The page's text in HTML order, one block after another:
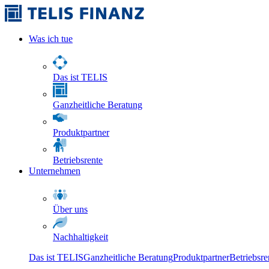
Was ich tue
Das ist TELIS
Ganzheitliche Beratung
Produktpartner
Betriebsrente
Unternehmen
Über uns
Nachhaltigkeit
Das ist TELISGanzheitliche BeratungProduktpartner